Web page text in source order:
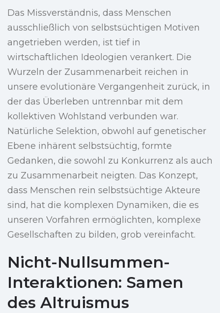
Das Missverständnis, dass Menschen
ausschließlich von selbstsüchtigen Motiven
angetrieben werden, ist tief in
wirtschaftlichen Ideologien verankert. Die
Wurzeln der Zusammenarbeit reichen in
unsere evolutionäre Vergangenheit zurück, in
der das Überleben untrennbar mit dem
kollektiven Wohlstand verbunden war.
Natürliche Selektion, obwohl auf genetischer
Ebene inhärent selbstsüchtig, formte
Gedanken, die sowohl zu Konkurrenz als auch
zu Zusammenarbeit neigten. Das Konzept,
dass Menschen rein selbstsüchtige Akteure
sind, hat die komplexen Dynamiken, die es
unseren Vorfahren ermöglichten, komplexe
Gesellschaften zu bilden, grob vereinfacht.
Nicht-Nullsummen-
Interaktionen: Samen
des Altruismus